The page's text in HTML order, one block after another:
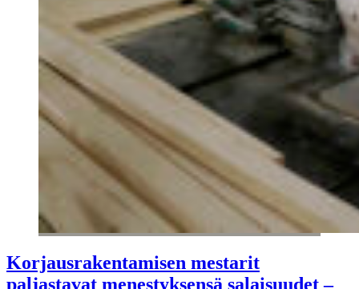
Korjausrakentamisen mestarit
paljastavat menestyksensä salaisuudet –